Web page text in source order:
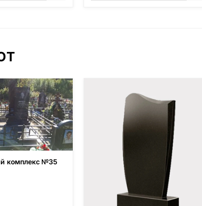
комплекс №35